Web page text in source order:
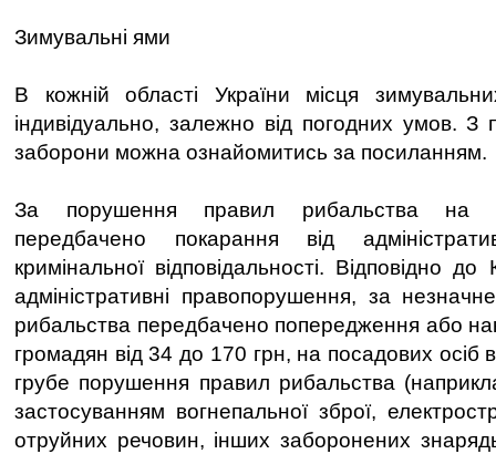
Зимувальні ями
В кожній області України місця
індивідуально, залежно від погодних умов. З
заборони можна ознайомитись за посиланням.
За порушення правил рибальства на
передбачено покарання від
кримінальної відповідальності. Відповідно
адміністративні правопорушення, за
рибальства передбачено попередження або
громадян від 34 до 170 грн, на посадових осіб
грубе порушення правил рибальства
застосуванням вогнепальної зброї,
отруйних речовин, інших заборонених